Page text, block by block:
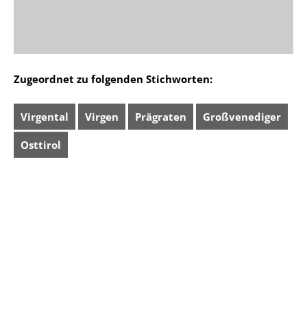
Zugeordnet zu folgenden Stichworten:
Virgental Virgen Prägraten Großvenediger
Osttirol